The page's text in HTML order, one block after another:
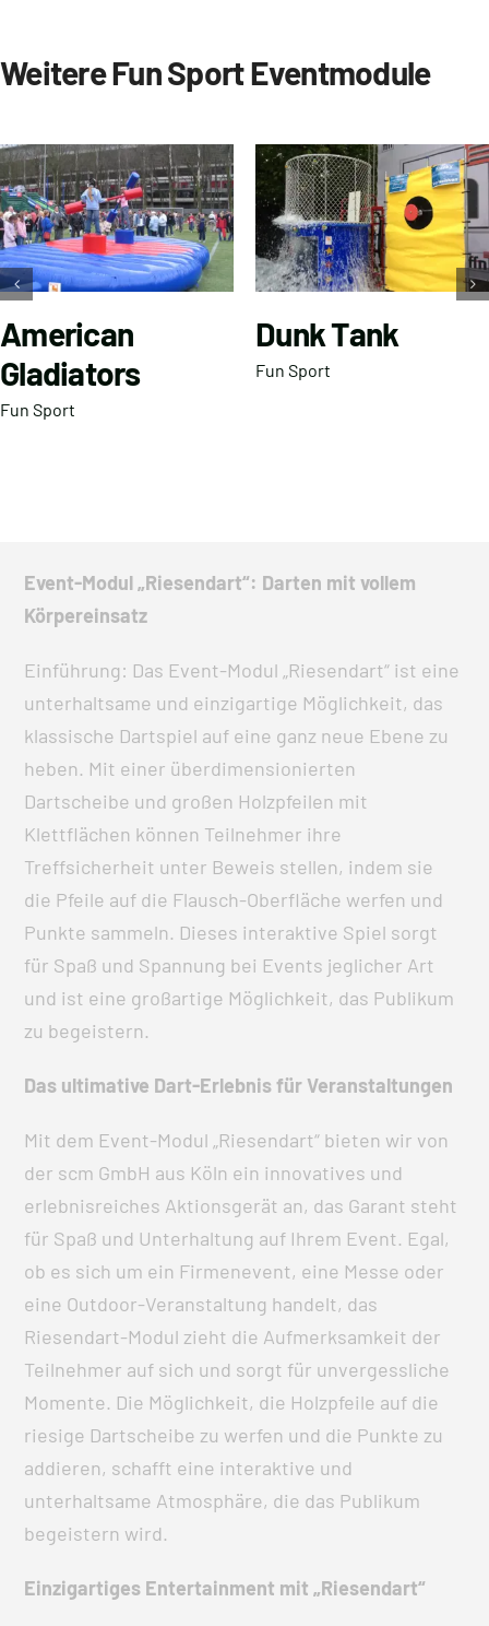
Weitere Fun Sport Eventmodule
American
Gladiators
Fun Sport
Dunk Tank
Fun Sport
Event-Modul „Riesendart“: Darten mit vollem
Körpereinsatz
Einführung: Das Event-Modul „Riesendart“ ist eine
unterhaltsame und einzigartige Möglichkeit, das
klassische Dartspiel auf eine ganz neue Ebene zu
heben. Mit einer überdimensionierten
Dartscheibe und großen Holzpfeilen mit
Klettflächen können Teilnehmer ihre
Treffsicherheit unter Beweis stellen, indem sie
die Pfeile auf die Flausch-Oberfläche werfen und
Punkte sammeln. Dieses interaktive Spiel sorgt
für Spaß und Spannung bei Events jeglicher Art
und ist eine großartige Möglichkeit, das Publikum
zu begeistern.
Das ultimative Dart-Erlebnis für Veranstaltungen
Mit dem Event-Modul „Riesendart“ bieten wir von
der scm GmbH aus Köln ein innovatives und
erlebnisreiches Aktionsgerät an, das Garant steht
für Spaß und Unterhaltung auf Ihrem Event. Egal,
ob es sich um ein Firmenevent, eine Messe oder
eine Outdoor-Veranstaltung handelt, das
Riesendart-Modul zieht die Aufmerksamkeit der
Teilnehmer auf sich und sorgt für unvergessliche
Momente. Die Möglichkeit, die Holzpfeile auf die
riesige Dartscheibe zu werfen und die Punkte zu
addieren, schafft eine interaktive und
unterhaltsame Atmosphäre, die das Publikum
begeistern wird.
Einzigartiges Entertainment mit „Riesendart“